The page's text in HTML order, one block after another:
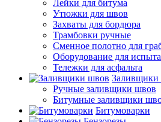
Лейки для битума
Утюжки для швов
Захваты для бордюра
Трамбовки ручные
Сменное полотно для
Оборудование для
Тележки для асфальта
Заливщики
Ручные заливщики швов
Битумные заливщики
Битумоварки